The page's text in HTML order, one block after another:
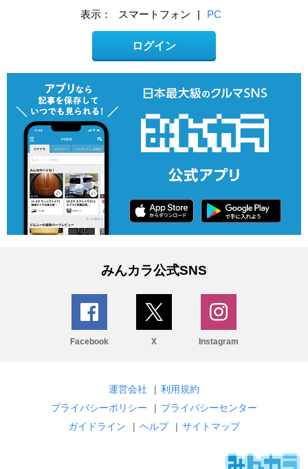
表示： スマートフォン | PC
ログイン
みんカラ公式SNS
Facebook X Instagram
運営会社 | 利用規約
プライバシーポリシー
| プライバシーセンター
ガイドライン
| ヘルプ | サイトマップ